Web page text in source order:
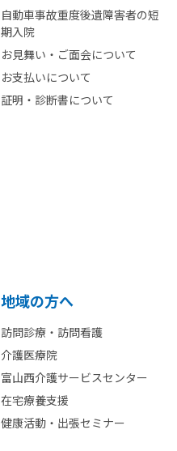
自動車事故重度後遺障害者の短
期入院
お見舞い・ご面会について
お支払いについて
証明・診断書について
地域の方へ
訪問診療・訪問看護
介護医療院
富山西介護サービスセンター
在宅療養支援
健康活動・出張セミナー